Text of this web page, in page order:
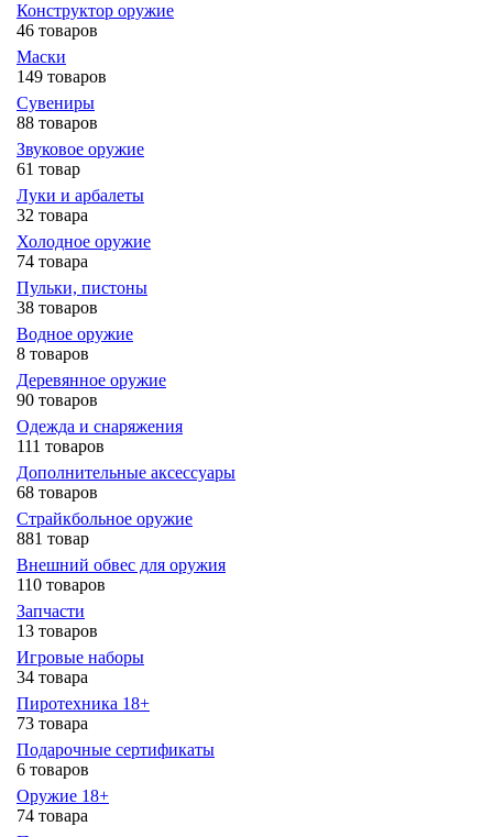
Конструктор оружие
46 товаров
Маски
149 товаров
Сувениры
88 товаров
Звуковое оружие
61 товар
Луки и арбалеты
32 товара
Холодное оружие
74 товара
Пульки, пистоны
38 товаров
Водное оружие
8 товаров
Деревянное оружие
90 товаров
Одежда и снаряжения
111 товаров
Дополнительные аксессуары
68 товаров
Страйкбольное оружие
881 товар
Внешний обвес для оружия
110 товаров
Запчасти
13 товаров
Игровые наборы
34 товара
Пиротехника 18+
73 товара
Подарочные сертификаты
6 товаров
Оружие 18+
74 товара